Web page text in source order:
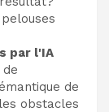
par l'IA
de
obstacles